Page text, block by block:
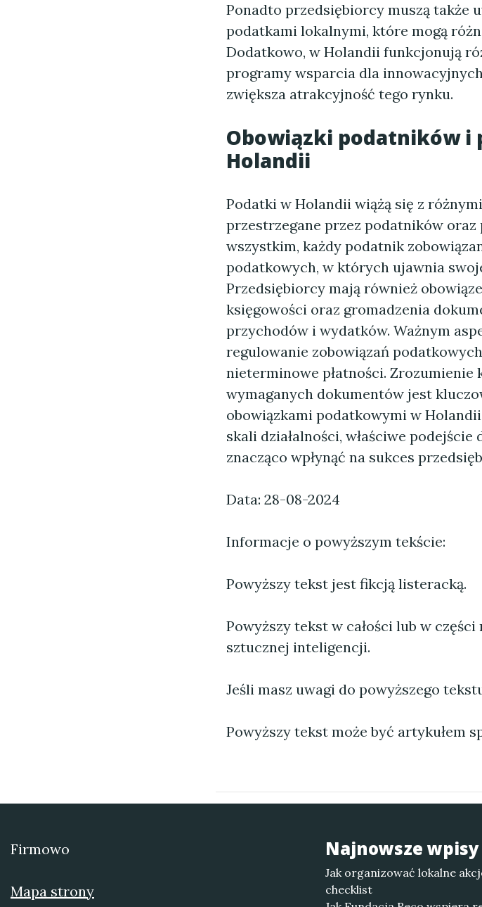
Ponadto przedsiębiorcy muszą także
podatkami lokalnymi, które mogą
Dodatkowo, w Holandii funkcjonują
programy wsparcia dla
zwiększa atrakcyjność tego rynku.
Obowiązki podatników i
Holandii
Podatki w Holandii wiążą się z
przestrzegane przez podatników oraz
wszystkim, każdy podatnik
podatkowych, w których ujawnia
Przedsiębiorcy mają również
księgowości oraz gromadzenia
przychodów i wydatków. Ważnym
regulowanie zobowiązań
nieterminowe płatności.
wymaganych dokumentów jest
obowiązkami podatkowymi w
skali działalności, właściwe
znacząco wpłynąć na sukces
Data: 28-08-2024
Informacje o powyższym tekście:
Powyższy tekst jest fikcją listeracką.
Powyższy tekst w całości lub w
sztucznej inteligencji.
Jeśli masz uwagi do powyższego
Powyższy tekst może być artykułem
Firmowo
Mapa strony
Najnowsze wpisy
Jak organizować lokalne
checklist